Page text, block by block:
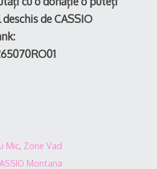
de CASSIO
Mic, Zone Vad
Montana